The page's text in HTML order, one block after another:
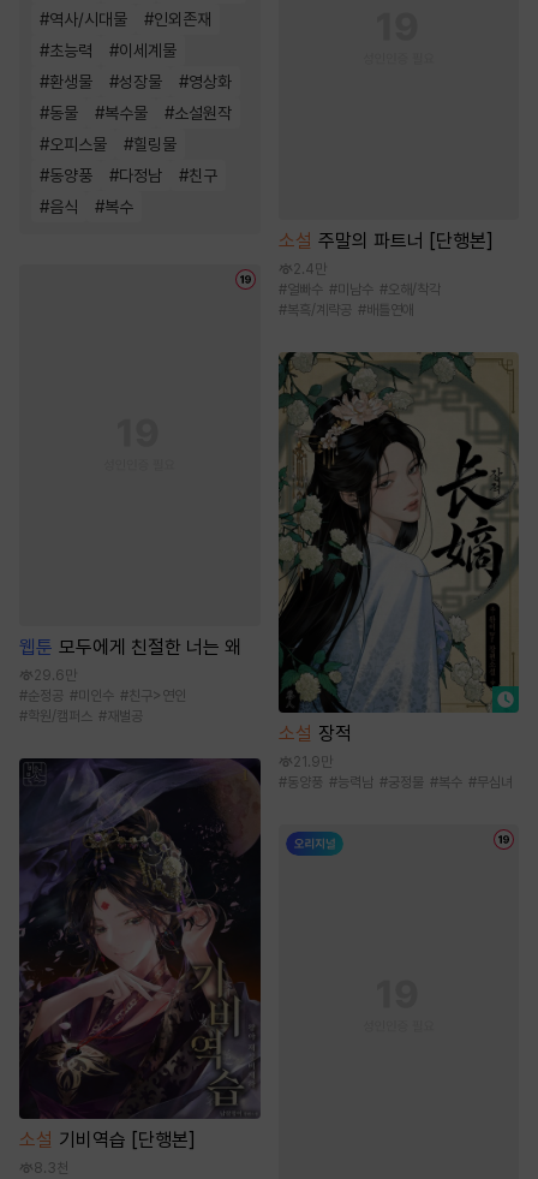
#역사/시대물 #인외존재
#초능력 #이세계물
#환생물 #성장물 #영상화
#동물 #복수물 #소설원작
#오피스물 #힐링물
#동양풍 #다정남 #친구
#음식 #복수
웹툰 모두에게 친절한 너는 왜
29.6만
#순정공 #미인수 #친구>연인
#학원/캠퍼스 # 재벌공
소설 기비역습 [단행본]
8.3천
소설 주말의 파트너 [단행본]
2.4만
#얼빠수 #미남수 #오해/착각
#복흑/계략공 #배틀연애
소설 장적
21.9만
#동양풍 #능력남 #궁정물 #복수 #무심녀